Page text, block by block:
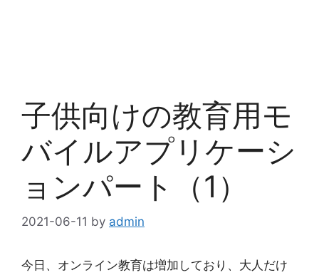
子供向けの教育用モ
バイルアプリケーシ
ョンパート（1）
2021-06-11 by admin
今日、オンライン教育は増加しており、大人だけ